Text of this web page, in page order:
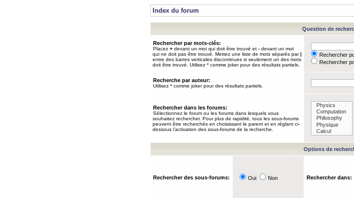
Index du forum
Question de
Rechercher par mots-clés:
Placez + devant un mot qui doit être trouvé et - devant un mot
qui ne doit pas être trouvé. Mettez une liste de mots séparés par|
entre des barres verticales discontinues si seulement un des mots
doit être trouvé. Utilisez * comme joker pour des résultats partiels.
Rechercher
Rechercher
Recherche par auteur:
Utilisez * comme joker pour des résultats partiels.
Rechercher dans les forums:
Sélectionnez le forum ou les forums dans lesquels vous
souhaitez rechercher. Pour plus de rapidité, tous les sous-forums
peuvent être recherchés en choisissant le parent et en réglant ci-
dessous l’activation des sous-forums de la recherche.
Options de
Rechercher des sous-forums: Oui Non Rechercher dans: